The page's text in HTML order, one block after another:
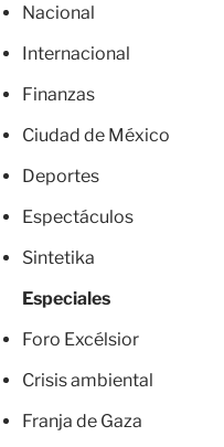
Nacional
Internacional
Finanzas
Ciudad de México
Deportes
Espectáculos
Sintetika
Especiales
Foro Excélsior
Crisis ambiental
Franja de Gaza